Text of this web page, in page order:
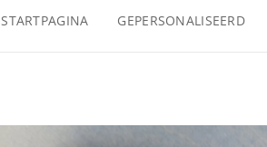
STARTPAGINA GEPERSONALISEERD